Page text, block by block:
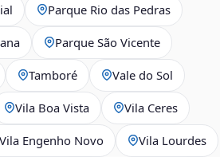
Parque Rio das Pedras
Parque São Vicente
Tamboré Vale do Sol
Vila Boa Vista Vila Ceres
Vila Engenho Novo Vila Lourdes